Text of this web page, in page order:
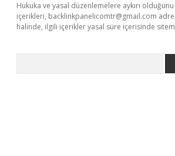
Hukuka ve yasal düzenlemelere aykırı
içerikleri, backlinkpanelicomtr@gmail.com
halinde, ilgili içerikler yasal süre içerisinde